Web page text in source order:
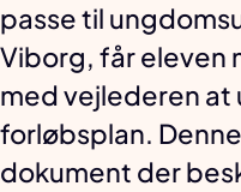
passe til
Viborg, får eleven
med vejlederen at
forløbsplan.
dokument der